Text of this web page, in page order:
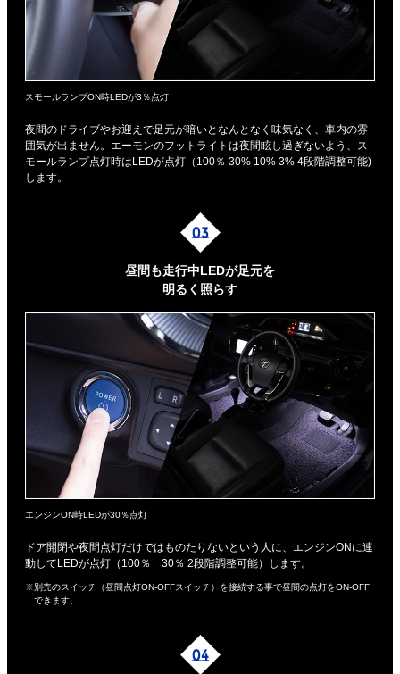
スモールランプON時LEDが3％点灯
夜間のドライブやお迎えで足元が暗いとなんとなく味気なく、車内の雰
囲気が出ません。エーモンのフットライトは夜間眩し過ぎないよう、ス
モールランプ点灯時はLEDが点灯（100％ 30% 10% 3% 4段階調整可能)
します。
昼間も走行中LEDが足元を
明るく照らす
エンジンON時LEDが30％点灯
ドア開閉や夜間点灯だけではものたりないという人に、エンジンONに連
動してLEDが点灯（100％ 30％ 2段階調整可能）します。
※別売のスイッチ（昼間点灯ON-OFFスイッチ）を接続する事で昼間の点灯をON-OFF
できます。